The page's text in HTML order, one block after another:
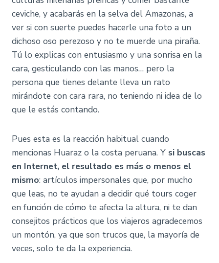
ceviche, y acabarás en la selva del Amazonas, a
ver si con suerte puedes hacerle una foto a un
dichoso oso perezoso y no te muerde una piraña.
Tú lo explicas con entusiasmo y una sonrisa en la
cara, gesticulando con las manos… pero la
persona que tienes delante lleva un rato
mirándote con cara rara, no teniendo ni idea de lo
que le estás contando.
Pues esta es la reacción habitual cuando
mencionas Huaraz o la costa peruana. Y si buscas
en Internet, el resultado es más o menos el
mismo: artículos impersonales que, por mucho
que leas, no te ayudan a decidir qué tours coger
en función de cómo te afecta la altura, ni te dan
consejitos prácticos que los viajeros agradecemos
un montón, ya que son trucos que, la mayoría de
veces, solo te da la experiencia.